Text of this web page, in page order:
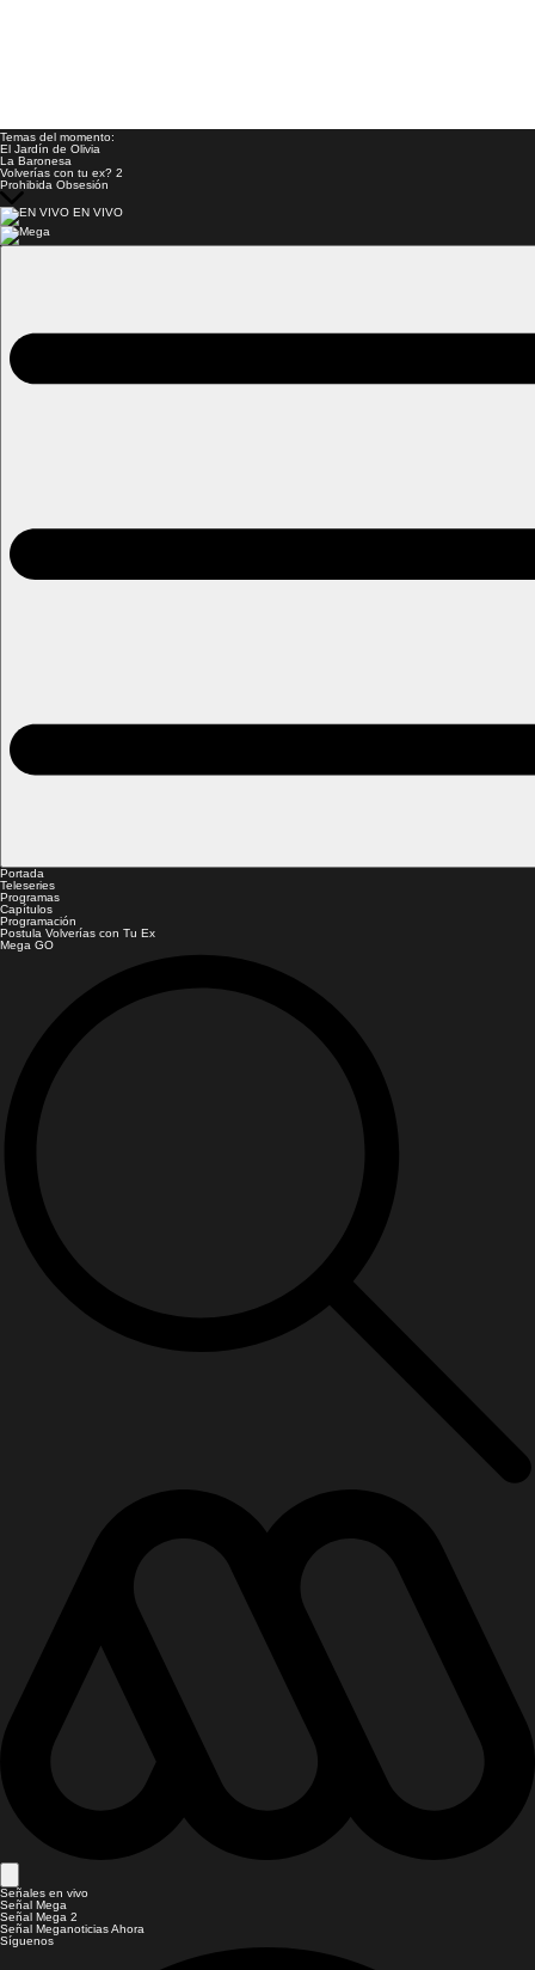
Temas del momento:
El Jardín de Olivia
La Baronesa
Volverías con tu ex? 2
Prohibida Obsesión
EN VIVO
Portada
Teleseries
Programas
Capítulos
Programación
Postula Volverías con Tu Ex
Mega GO
Señales en vivo
Señal Mega
Señal Mega 2
Señal Meganoticias Ahora
Síguenos